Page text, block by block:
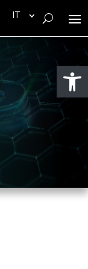
Apri la